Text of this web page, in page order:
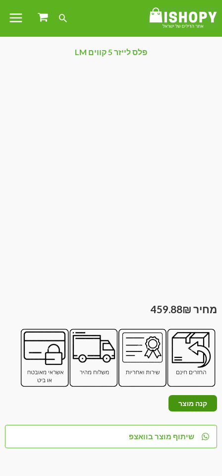
פלס לייזר 5 קווים LM
459.88₪
קנה מוצר
שיתוף מוצר בוואצפ